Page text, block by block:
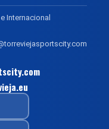
Internacional